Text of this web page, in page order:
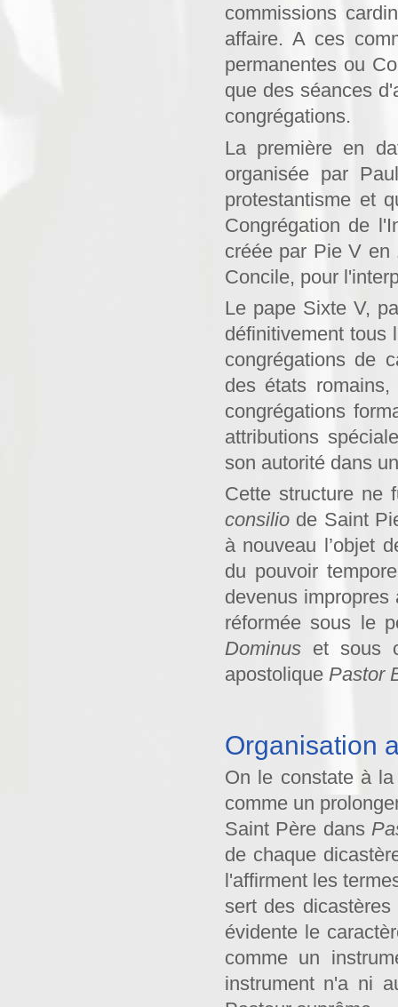
commissions
affaire. A ces
permanentes ou
que des séances
congréga­tions.
La première en
organisée par
protestantisme et
Congré­gation de
créée par Pie V en
Concile, pour
Le pape Sixte V,
définitivement tous
congrégations de
des états
congré­gations
attributions
son autorité dans
Cette structure ne
consiliode Saint
à nouveau l’objet
du pouvoir
devenus impropres
réformée sous le
Dominuset sous
apostolique Pastor
Organisation
On le constate à
comme un
Saint Père dans
de chaque
l'affirment les
sert des
évidente le
comme un
instrument n'a ni